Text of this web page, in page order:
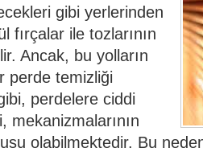
gibi yerlerinden
fırçalar ile tozlarının
Ancak, bu yolların
perde temizliği
perdelere ciddi
mekanizmalarının
olabilmektedir. Bu